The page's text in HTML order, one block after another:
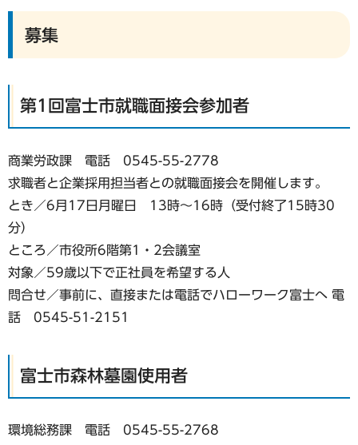
募集
第1回富士市就職面接会参加者
商業労政課 電話 0545-55-2778
求職者と企業採用担当者との就職面接会を開催します。
とき／6月17日月曜日 13時～16時（受付終了15時30
分）
ところ／市役所6階第1・2会議室
対象／59歳以下で正社員を希望する人
問合せ／事前に、直接または電話でハローワーク富士へ 電
話 0545-51-2151
富士市森林墓園使用者
環境総務課 電話 0545-55-2768